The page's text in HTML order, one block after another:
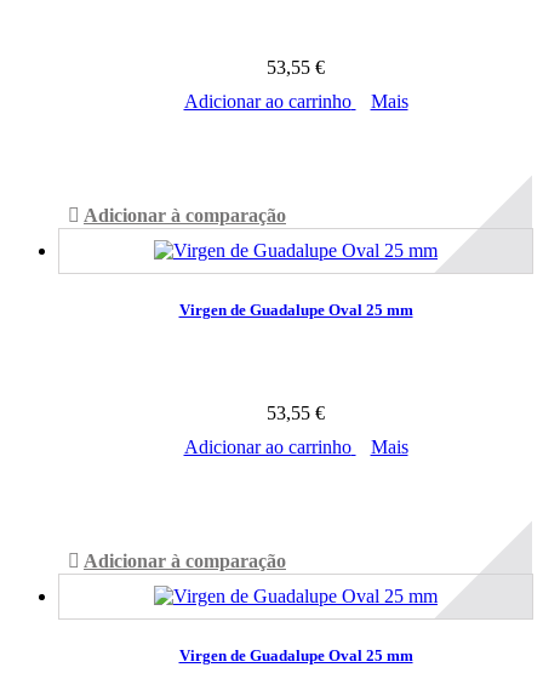
53,55 €
Adicionar ao carrinho
Mais
Adicionar à comparação
Virgen de Guadalupe Oval 25 mm
53,55 €
Adicionar ao carrinho
Mais
Adicionar à comparação
Virgen de Guadalupe Oval 25 mm